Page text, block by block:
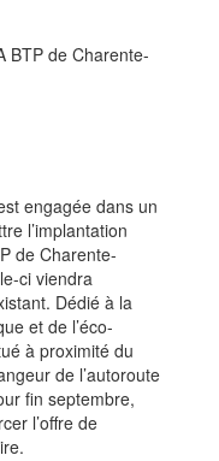
engagée dans un
l’implantation
de Charente-
ci viendra
Dédié à la
et de l’éco-
à proximité du
de l’autoroute
fin septembre,
l’offre de